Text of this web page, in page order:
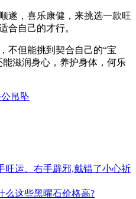
遂，喜乐康健，来挑选一款旺
合自己的才行。
不但能挑到契合自己的“宝
滋润身心，养护身体，何乐
吊坠
旺运、右手辟邪,戴错了小心祈
么这些黑曜石价格高?